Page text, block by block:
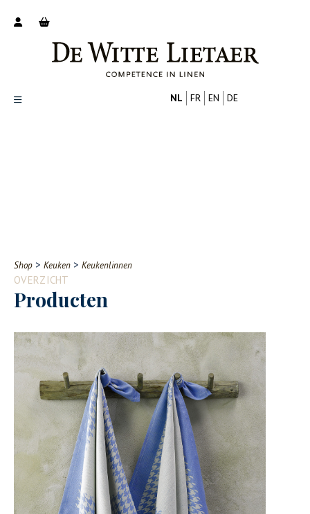
Contact
NL FR EN DE
Shop > Keuken > Keukenlinnen
OVERZICHT
Producten